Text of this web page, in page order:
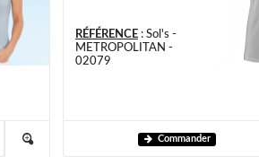
RÉFÉRENCE: Sol's -
METROPOLITAN -
02079
Commander